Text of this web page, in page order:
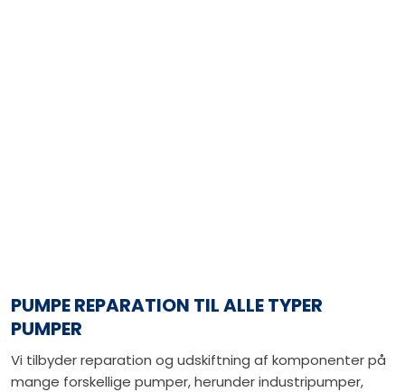
PUMPE REPARATION TIL ALLE TYPER
PUMPER
Vi tilbyder reparation og udskiftning af komponenter på
mange forskellige pumper, herunder industripumper,